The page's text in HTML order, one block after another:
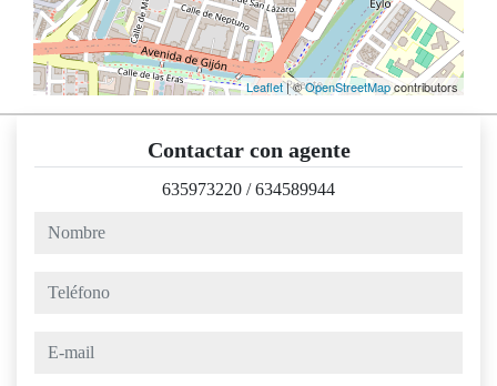
Leaflet| ©OpenStreetMapcontributors
Contactar con agente
635973220 /634589944
nombre
teléfono
e-mail